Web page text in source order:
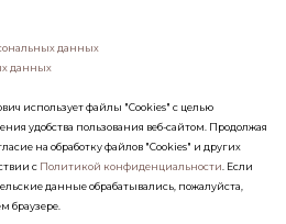
данных
данных
использует файлы "Cookies" с целью
удобства пользования веб-сайтом. Продолжая
на обработку файлов "Cookies" и других
с Политикой конфиденциальности . Если
данные обрабатывались, пожалуйста,
браузере.